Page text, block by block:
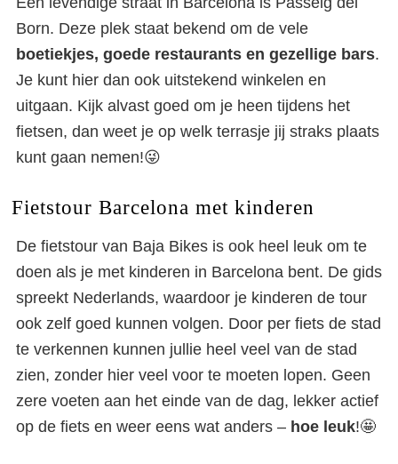
Born. Deze plek staat bekend om de vele
boetiekjes, goede restaurants en gezellige bars.
Je kunt hier dan ook uitstekend winkelen en
uitgaan. Kijk alvast goed om je heen tijdens het
fietsen, dan weet je op welk terrasje jij straks plaats
kunt gaan nemen!😜
Fietstour Barcelona met kinderen
De fietstour van Baja Bikes is ook heel leuk om te
doen als je met kinderen in Barcelona bent. De gids
spreekt Nederlands, waardoor je kinderen de tour
ook zelf goed kunnen volgen. Door per fiets de stad
te verkennen kunnen jullie heel veel van de stad
zien, zonder hier veel voor te moeten lopen. Geen
zere voeten aan het einde van de dag, lekker actief
op de fiets en weer eens wat anders – hoe leuk!🤩